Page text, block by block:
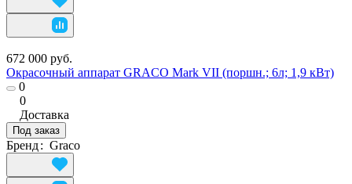
672 000 руб.
Окрасочный аппарат GRACO Mark VII (поршн.; 6л; 1,9 кВт)
0
0
Доставка
Под заказ
Бренд: Graco